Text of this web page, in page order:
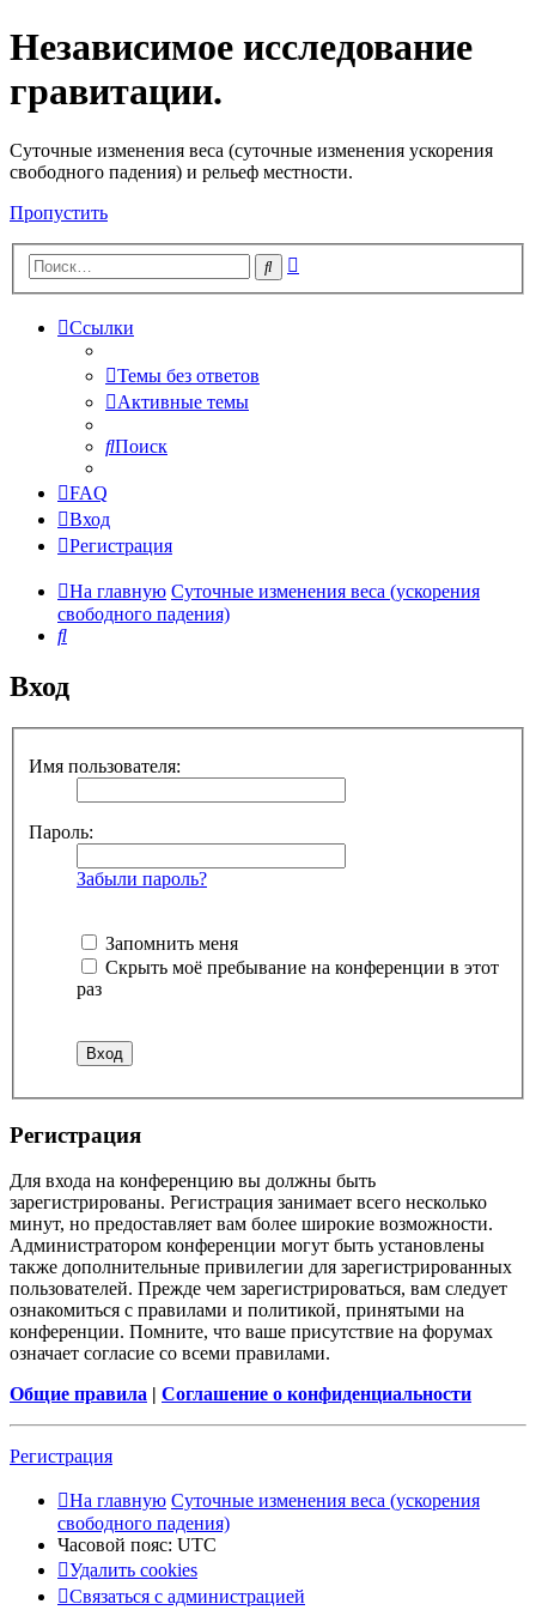
Независимое исследование
гравитации.
Cуточные изменения веса (суточные изменения ускорения
свободного падения) и рельеф местности.
Пропустить
Поиск
Ссылки
Темы без ответов
Активные темы
Поиск
FAQ
Вход
Регистрация
На главную Суточные изменения веса (ускорения
свободного падения)
Поиск
Вход
Имя пользователя:
Пароль:
Забыли пароль?
Запомнить меня
Скрыть моё пребывание на конференции в этот
раз
Регистрация
Для входа на конференцию вы должны быть
зарегистрированы. Регистрация занимает всего несколько
минут, но предоставляет вам более широкие возможности.
Администратором конференции могут быть установлены
также дополнительные привилегии для зарегистрированных
пользователей. Прежде чем зарегистрироваться, вам следует
ознакомиться с правилами и политикой, принятыми на
конференции. Помните, что ваше присутствие на форумах
означает согласие со всеми правилами.
Общие правила | Соглашение о конфиденциальности
Регистрация
На главную Суточные изменения веса (ускорения
свободного падения)
Часовой пояс: UTC
Удалить cookies
Связаться с администрацией